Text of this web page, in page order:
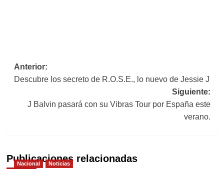
Navegación
de
entradas
Anterior:
Descubre los secreto de R.O.S.E., lo nuevo de Jessie J
Siguiente:
J Balvin pasará con su Vibras Tour por España este
verano.
Publicaciones relacionadas
Nacional Noticias